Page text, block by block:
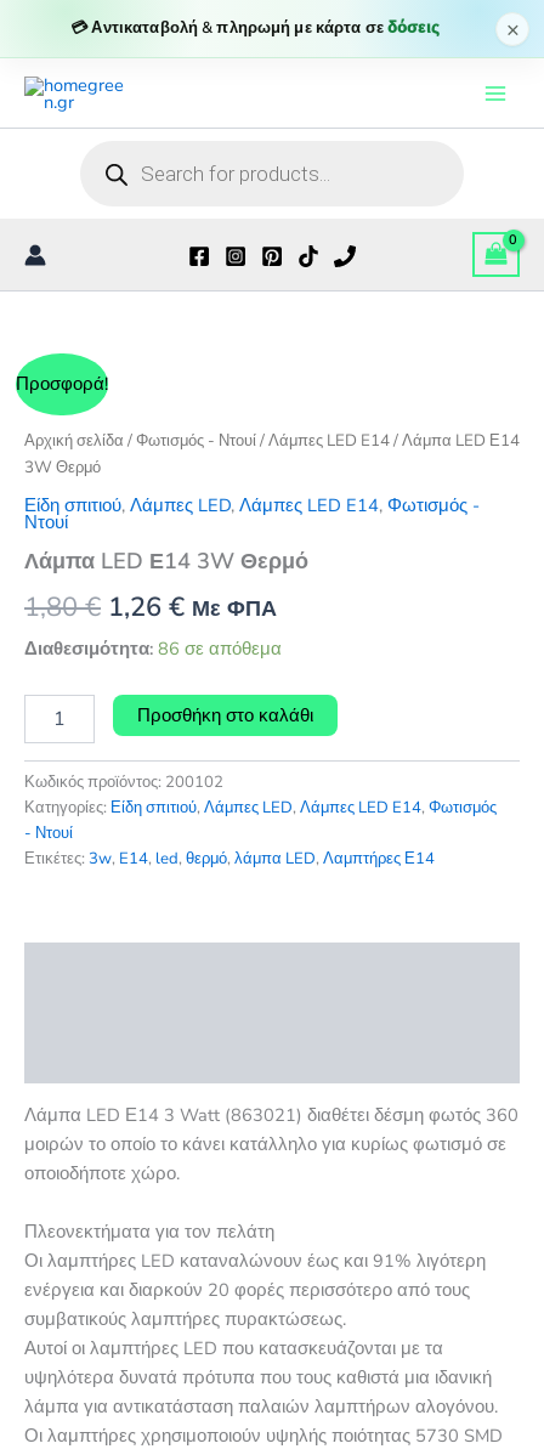
💳 Αντικαταβολή & πληρωμή με κάρτα σεδόσεις ×
Μετάβαση
στο
περιεχόμενο
search
Προσφορά!
Αρχική σελίδα /Φωτισμός - Ντουί/Λάμπες LED E14/ Λάμπα LED Ε14
3W Θερμό
Είδη σπιτιού, Λάμπες LED, Λάμπες LED E14, Φωτισμός -
Ντουί
Λάμπα LED Ε14 3W Θερμό
1,80€ Original
price
was:
1,80 €.
1,26 €Η
τρέχουσα
τιμή
είναι:
1,26 €.
Με ΦΠΑ
Διαθεσιμότητα: 86 σε απόθεμα
3W
Θερμό
ποσότητα
Προσθήκη στο καλάθι
Κωδικός προϊόντος: 200102
Κατηγορίες: Είδη σπιτιού, Λάμπες LED, Λάμπες LED E14, Φωτισμός
- Ντουί
Ετικέτες: 3w, E14, led, θερμό, λάμπα LED, Λαμπτήρες Ε14
Λάμπα LED Ε14 3 Watt (863021) διαθέτει δέσμη φωτός 360
μοιρών το οποίο το κάνει κατάλληλο για κυρίως φωτισμό σε
οποιοδήποτε χώρο.
Πλεονεκτήματα για τον πελάτη
Οι λαμπτήρες LED καταναλώνουν έως και 91% λιγότερη
ενέργεια και διαρκούν 20 φορές περισσότερο από τους
συμβατικούς λαμπτήρες πυρακτώσεως.
Αυτοί οι λαμπτήρες LED που κατασκευάζονται με τα
υψηλότερα δυνατά πρότυπα που τους καθιστά μια ιδανική
λάμπα για αντικατάσταση παλαιών λαμπτήρων αλογόνου.
Οι λαμπτήρες χρησιμοποιούν υψηλής ποιότητας 5730 SMD
ποσότητα